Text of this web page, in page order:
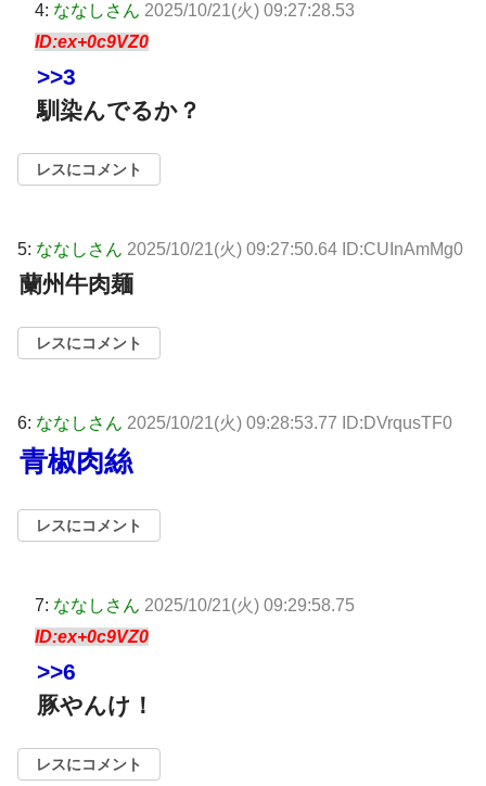
4: ななしさん 2025/10/21(火) 09:27:28.53
ID:ex+0c9VZ0
>>3
馴染んでるか？
レスにコメント
5: ななしさん 2025/10/21(火) 09:27:50.64 ID:CUInAmMg0
蘭州牛肉麺
レスにコメント
6: ななしさん 2025/10/21(火) 09:28:53.77 ID:DVrqusTF0
青椒肉絲
レスにコメント
7: ななしさん 2025/10/21(火) 09:29:58.75
ID:ex+0c9VZ0
>>6
豚やんけ！
レスにコメント